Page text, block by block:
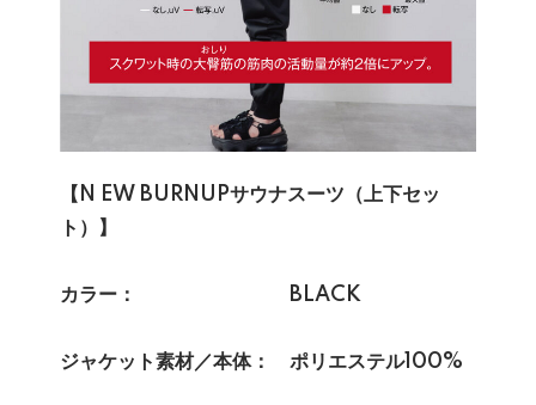
【N EW BURNUPサウナスーツ（上下セッ
ト）】
カラー： BLACK
ジャケット素材／本体： ポリエステル100%